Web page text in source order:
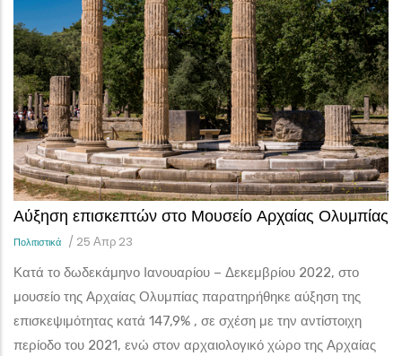
Αύξηση επισκεπτών στο Μουσείο Αρχαίας Ολυμπίας
Πολιτιστικά / 25 Απρ 23
Κατά το δωδεκάμηνο Ιανουαρίου – Δεκεμβρίου 2022, στο
μουσείο της Αρχαίας Ολυμπίας παρατηρήθηκε αύξηση της
επισκεψιμότητας κατά 147,9% , σε σχέση με την αντίστοιχη
περίοδο του 2021, ενώ στον αρχαιολογικό χώρο της Αρχαίας